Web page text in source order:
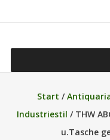
Start /
Industriestil / THW
u.Tasche